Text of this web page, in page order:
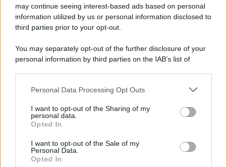
may continue seeing interest-based ads based on personal
information utilized by us or personal information disclosed to
third parties prior to your opt-out.
You may separately opt-out of the further disclosure of your
personal information by third parties on the IAB’s list of
This information may also be disclosed by us to third parties
disclose it to other third parties.
Please note that this website/app uses one or more Google
services and may gather and store information including but
not limited to your visit or usage behaviour. You may click to
grant or deny consent to Google and its third-party tags to
Personal Data Processing Opt Outs
I want to opt-out of the Sharing of my
personal data.
Opted In
I want to opt-out of the Sale of my
Personal Data.
Opted In